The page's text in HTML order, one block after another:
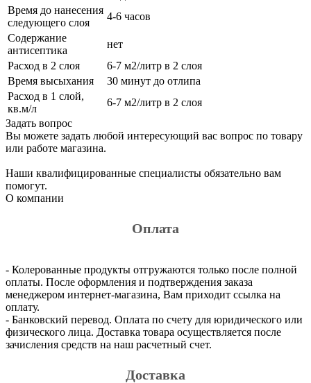
Время до нанесения
следующего слоя
4-6 часов
Содержание
антисептика
нет
Расход в 2 слоя
6-7 м2/литр в 2 слоя
Время высыхания
30 минут до отлипа
Расход в 1 слой,
кв.м/л
6-7 м2/литр в 2 слоя
Задать вопрос
Вы можете задать любой интересующий вас вопрос по товару
или работе магазина.
Наши квалифицированные специалисты обязательно вам
помогут.
О компании
Оплата
- Колерованные продукты отгружаются только после полной
оплаты. После оформления и подтверждения заказа
менеджером интернет-магазина, Вам приходит ссылка на
оплату.
- Банковский перевод. Оплата по счету для юридического или
физического лица. Доставка товара осуществляется после
зачисления средств на наш расчетный счет.
Доставка